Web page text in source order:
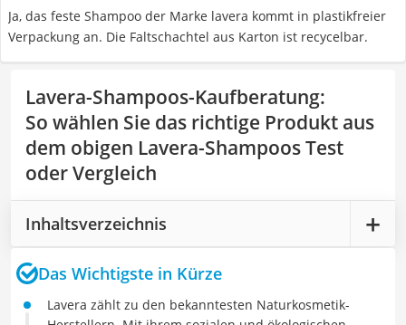
Ja, das feste Shampoo der Marke lavera kommt in plastikfreier
Verpackung an. Die Faltschachtel aus Karton ist recycelbar.
Lavera-Shampoos-Kaufberatung:
So wählen Sie das richtige Produkt aus
dem obigen Lavera-Shampoos Test
oder Vergleich
Inhaltsverzeichnis
Das Wichtigste in Kürze
Lavera zählt zu den bekanntesten Naturkosmetik-